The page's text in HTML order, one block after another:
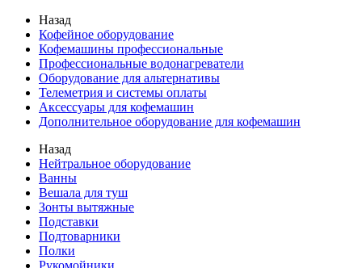
Назад
Кофейное оборудование
Кофемашины профессиональные
Профессиональные водонагреватели
Оборудование для альтернативы
Телеметрия и системы оплаты
Аксессуары для кофемашин
Дополнительное оборудование для кофемашин
Назад
Нейтральное оборудование
Ванны
Вешала для туш
Зонты вытяжные
Подставки
Подтоварники
Полки
Рукомойники